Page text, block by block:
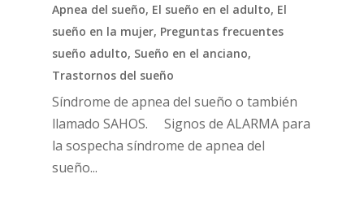
Apnea del sueño, El sueño en el adulto, El
sueño en la mujer, Preguntas frecuentes
sueño adulto, Sueño en el anciano,
Trastornos del sueño
Síndrome de apnea del sueño o también
llamado SAHOS. Signos de ALARMA para
la sospecha síndrome de apnea del
sueño...